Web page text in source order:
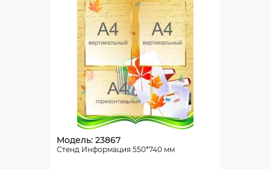
Модель: 23867
Стенд Информация 550*740 мм